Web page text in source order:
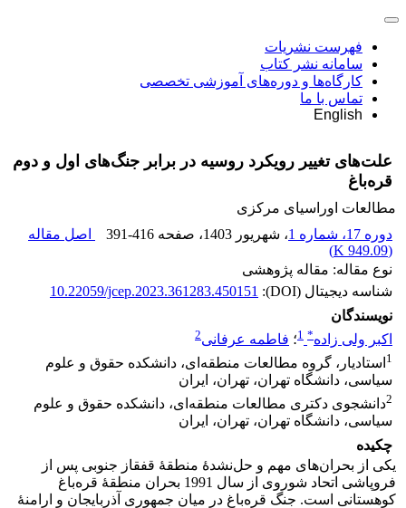
فهرست نشریات
سامانه نشر کتاب
کارگاه‌ها و دوره‌های آموزشی تخصصی
تماس با ما
English
علت‌های تغییر رویکرد روسیه در برابر جنگ‌های اول و دوم
قره‌باغ
مطالعات اوراسیای مرکزی
دوره 17، شماره 1
، شهریور 1403 ، صفحه 391-416
اصل مقاله
(
949.09 K
)
نوع مقاله: مقاله پژوهشی
شناسه دیجیتال (DOI):
10.22059/jcep.2023.361283.450151
نویسندگان
اکبر ولی زاده*
1؛ فاطمه عرفانی2
1 استادیار، گروه مطالعات منطقه‌ای، دانشکده حقوق و علوم
سیاسی، دانشگاه تهران، تهران، ایران
2دانشجوی دکتری مطالعات منطقه‌ای، دانشکده حقوق و علوم
سیاسی، دانشگاه تهران، تهران، ایران
چکیده
یکی از بحران‌های مهم و حل‌نشدۀ منطقۀ قفقاز جنوبی پس از
فروپاشی اتحاد شوروی از سال 1991 بحران منطقۀ قره‌باغ
کوهستانی است. جنگ قره‌باغ در میان جمهوری آذربایجان و ارامنۀ